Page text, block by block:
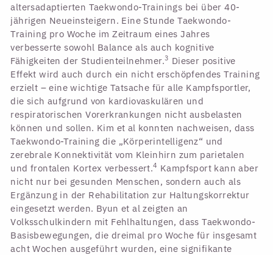
altersadaptierten Taekwondo-Trainings bei über 40-
jährigen Neueinsteigern. Eine Stunde Taekwondo-
Training pro Woche im Zeitraum eines Jahres
verbesserte sowohl Balance als auch kognitive
Fähigkeiten der Studienteilnehmer.3 Dieser positive
Effekt wird auch durch ein nicht erschöpfendes Training
erzielt – eine wichtige Tatsache für alle Kampfsportler,
die sich aufgrund von kardiovaskulären und
respiratorischen Vorerkrankungen nicht ausbelasten
können und sollen. Kim et al konnten nachweisen, dass
Taekwondo-Training die „Körperintelligenz“ und
zerebrale Konnektivität vom Kleinhirn zum parietalen
und frontalen Kortex verbessert.4 Kampfsport kann aber
nicht nur bei gesunden Menschen, sondern auch als
Ergänzung in der Rehabilitation zur Haltungskorrektur
eingesetzt werden. Byun et al zeigten an
Volksschulkindern mit Fehlhaltungen, dass Taekwondo-
Basisbewegungen, die dreimal pro Woche für insgesamt
acht Wochen ausgeführt wurden, eine signifikante